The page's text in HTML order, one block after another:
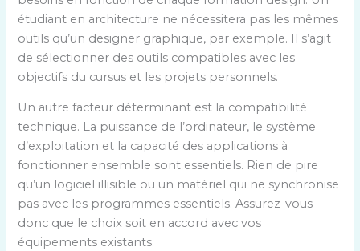
d
a
n
s
a
i
étudiant en architecture ne nécessitera pas les mêmes
outils qu’un designer graphique, par exemple. Il s’agit
de sélectionner des outils compatibles avec les
objectifs du cursus et les projets personnels.
Un autre facteur déterminant est la compatibilité
technique. La puissance de l’ordinateur, le système
d’exploitation et la capacité des applications à
fonctionner ensemble sont essentiels. Rien de pire
qu’un logiciel illisible ou un matériel qui ne synchronise
pas avec les programmes essentiels. Assurez-vous
donc que le choix soit en accord avec vos
équipements existants.